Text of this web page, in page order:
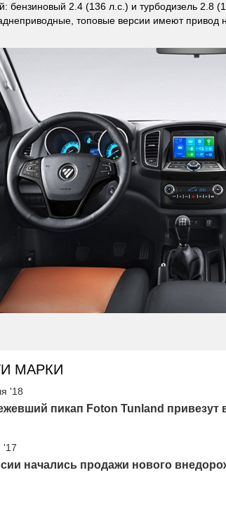
бензиновый 2.4 (136 л.с.) и турбодизель 2.8
топовые версии имеют привод
МАРКИ
'18
пикап Foton Tunland привезут
'17
начались продажи нового